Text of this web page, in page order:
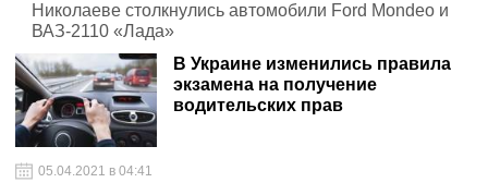
Николаеве столкнулись автомобили Ford Mondeo и
ВАЗ-2110 «Лада»
В Украине изменились правила
экзамена на получение
водительских прав
05.04.2021 в 04:41